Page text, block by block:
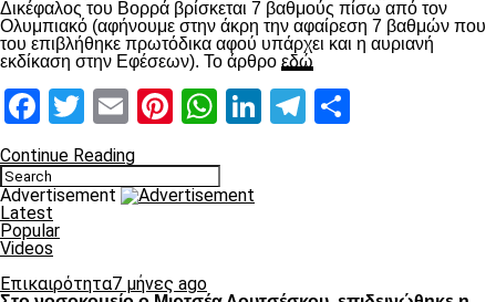
Δικέφαλος του Βορρά βρίσκεται 7 βαθμούς πίσω από τον
Ολυμπιακό (αφήνουμε στην άκρη την αφαίρεση 7 βαθμών που
του επιβλήθηκε πρωτόδικα αφού υπάρχει και η αυριανή
εκδίκαση στην Εφέσεων). Το άρθρο εδώ
Facebook
Twitter
EmailPinterest
WhatsApp
LinkedIn
Telegram
Continue Reading
Advertisement
Latest
Popular
Videos
Επικαιρότητα7 μήνες ago